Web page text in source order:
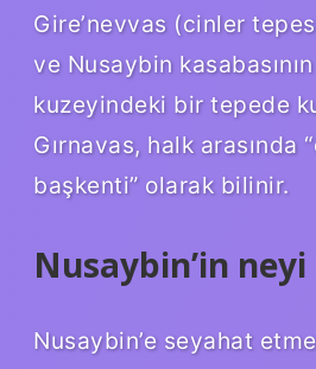
Gire’nevvas (cinler
ve Nusaybin
kuzeyindeki bir tepede
Gırnavas, halk arasında
başkenti” olarak bilinir.
Nusaybin’in
Nusaybin’e seyahat